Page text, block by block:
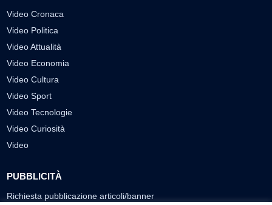
Video Cronaca
Video Politica
Video Attualità
Video Economia
Video Cultura
Video Sport
Video Tecnologie
Video Curiosità
Video
PUBBLICITÀ
Richiesta pubblicazione articoli/banner